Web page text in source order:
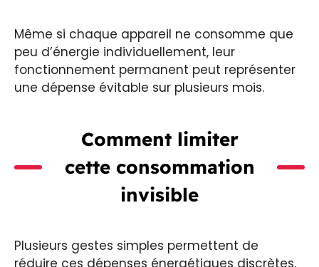
Même si chaque appareil ne consomme que
peu d’énergie individuellement, leur
fonctionnement permanent peut représenter
une dépense évitable sur plusieurs mois.
Comment limiter
cette consommation
invisible
Plusieurs gestes simples permettent de
réduire ces dépenses énergétiques discrètes.